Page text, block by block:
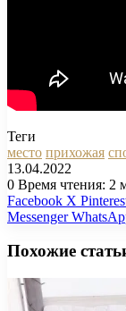
Теги
место прихожая
13.04.2022
0 Время чтения: 2
Facebook X
Messenger
Похожие